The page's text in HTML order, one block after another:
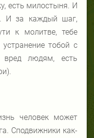
есть милостыня. И
И за каждый шаг,
к молитве, тебе
тобой с
вред людям, есть
человек может
Сподвижники как-